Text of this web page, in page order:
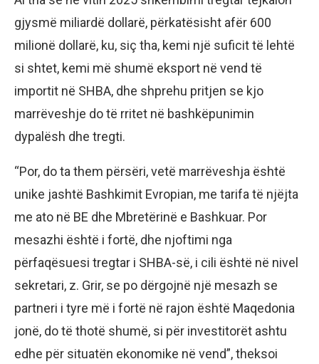
gjysmë miliardë dollarë, përkatësisht afër 600
milionë dollarë, ku, siç tha, kemi një suficit të lehtë
si shtet, kemi më shumë eksport në vend të
importit në SHBA, dhe shprehu pritjen se kjo
marrëveshje do të rritet në bashkëpunimin
dypalësh dhe tregti.
“Por, do ta them përsëri, vetë marrëveshja është
unike jashtë Bashkimit Evropian, me tarifa të njëjta
me ato në BE dhe Mbretërinë e Bashkuar. Por
mesazhi është i fortë, dhe njoftimi nga
përfaqësuesi tregtar i SHBA-së, i cili është në nivel
sekretari, z. Grir, se po dërgojnë një mesazh se
partneri i tyre më i fortë në rajon është Maqedonia
jonë, do të thotë shumë, si për investitorët ashtu
edhe për situatën ekonomike në vend”, theksoi